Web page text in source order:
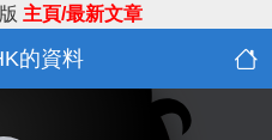
主頁/最新文章
的資料